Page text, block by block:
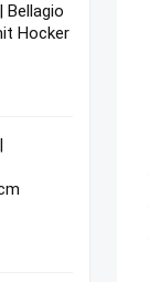
Bellagio
Hocker